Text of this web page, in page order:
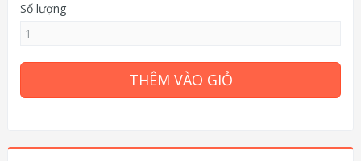
Số lượng
THÊM VÀO GIỎ